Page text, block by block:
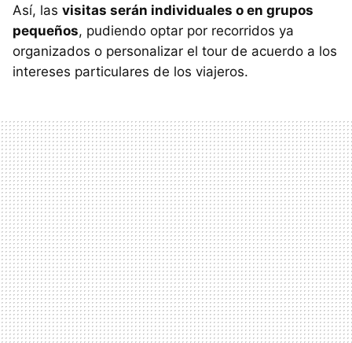
Así, las visitas serán individuales o en grupos
pequeños, pudiendo optar por recorridos ya
organizados o personalizar el tour de acuerdo a los
intereses particulares de los viajeros.